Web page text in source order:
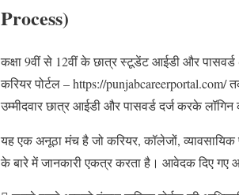
Process)
कक्षा 9वीं से 12वीं के छात्र स्टूडेंट आईडी और
करियर पोर्टल – https://punjabcareerportal.com/
उम्मीदवार छात्र आईडी और पासवर्ड दर्ज करके
यह एक अनूठा मंच है जो करियर, कॉलेजों, व्यावसायिक
के बारे में जानकारी एकत्र करता है। आवेदक दिए गए